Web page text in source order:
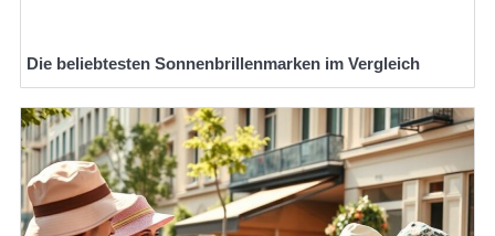
Die beliebtesten Sonnenbrillenmarken im Vergleich